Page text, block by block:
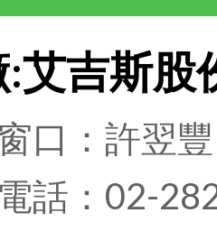
:艾吉斯股
口：許翌豐
話：02-